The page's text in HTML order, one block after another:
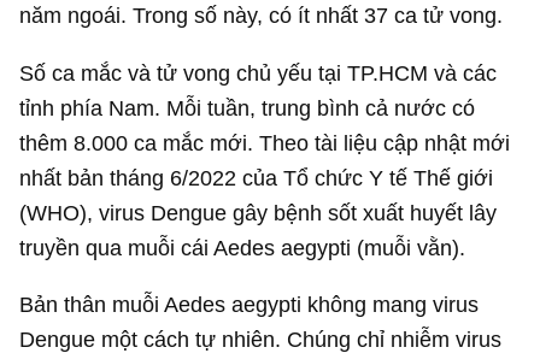
năm ngoái. Trong số này, có ít nhất 37 ca tử vong.
Số ca mắc và tử vong chủ yếu tại TP.HCM và các
tỉnh phía Nam. Mỗi tuần, trung bình cả nước có
thêm 8.000 ca mắc mới. Theo tài liệu cập nhật mới
nhất bản tháng 6/2022 của Tổ chức Y tế Thế giới
(WHO), virus Dengue gây bệnh sốt xuất huyết lây
truyền qua muỗi cái Aedes aegypti (muỗi vằn).
Bản thân muỗi Aedes aegypti không mang virus
Dengue một cách tự nhiên. Chúng chỉ nhiễm virus